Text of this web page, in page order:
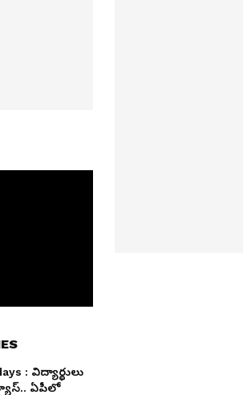
: విద్యార్థులు
ఏపీలో